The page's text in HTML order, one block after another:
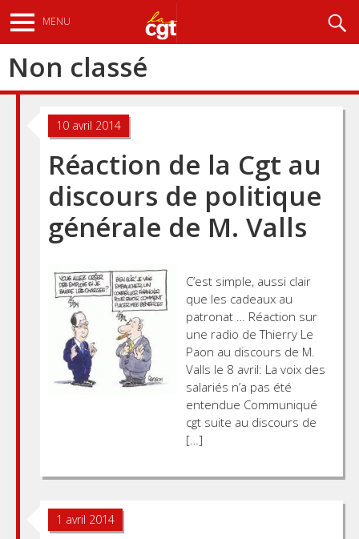
au
contenu
principal
MENU
Non classé
10 avril 2014
Réaction de la Cgt au
discours de politique
générale de M. Valls
C’est simple, aussi clair
que les cadeaux au
patronat … Réaction sur
une radio de Thierry Le
Paon au discours de M.
Valls le 8 avril: La voix des
salariés n’a pas été
entendue Communiqué
cgt suite au discours de
[…]
1 avril 2014